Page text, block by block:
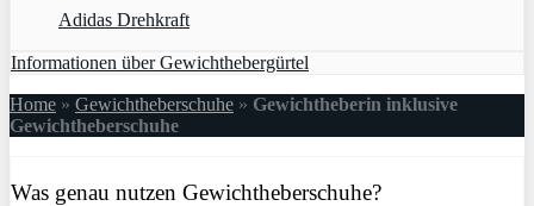
Adidas Drehkraft
Informationen über Gewichthebergürtel
Home » Gewichtheberschuhe » Gewichtheberin inklusive
Gewichtheberschuhe
Was genau nutzen Gewichtheberschuhe?